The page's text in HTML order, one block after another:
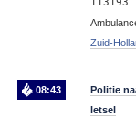
113193
Zuid-
08:43
Politie
letsel